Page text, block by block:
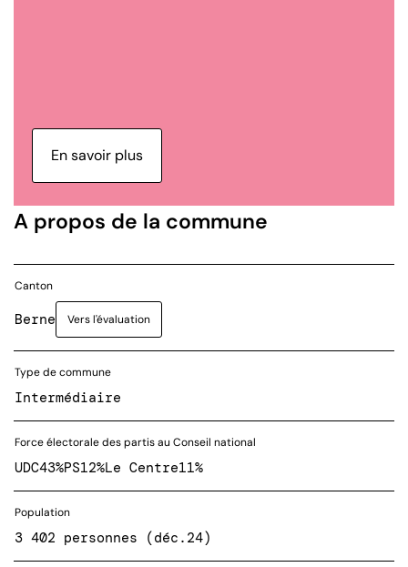
En savoir plus
A propos de la commune
Canton
Berne Vers l'évaluation
Type de commune
Intermédiaire
Force électorale des partis au Conseil national
UDC43%PS12%Le Centre11%
Population
3 402 personnes (déc.24)